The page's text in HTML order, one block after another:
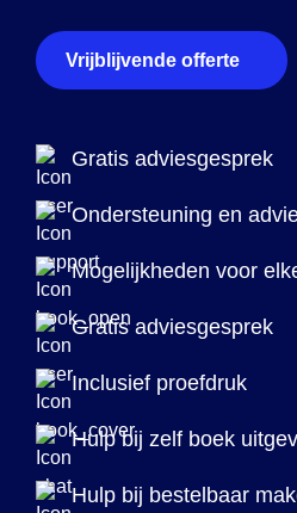
Vrijblijvende offerte
Gratis adviesgesprek
Ondersteuning en
Mogelijkheden voor
Gratis adviesgesprek
Inclusief proefdruk
Hulp bij zelf boek
Hulp bij bestelbaar